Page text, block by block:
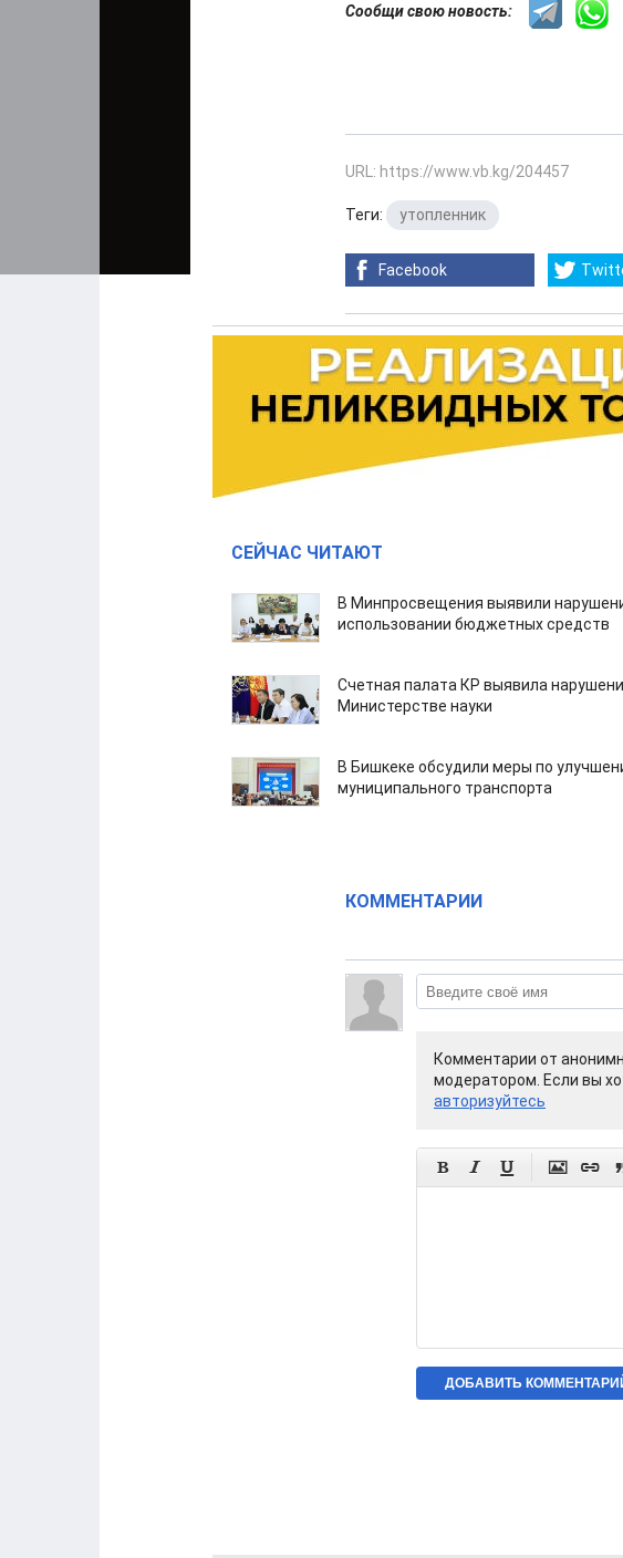
Сообщи свою новость:
URL: https://www.vb.kg/204457
Теги: утопленник
Facebook
СЕЙЧАС ЧИТАЮТ
В Минпросвещения выявили
использовании бюджетных средств
Счетная палата КР выявила
Министерстве науки
В Бишкеке обсудили меры по
муниципального транспорта
КОММЕНТАРИИ
Комментарии от
модератором. Если вы
авторизуйтесь
    